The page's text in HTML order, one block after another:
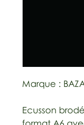
Marque :
Ecusson